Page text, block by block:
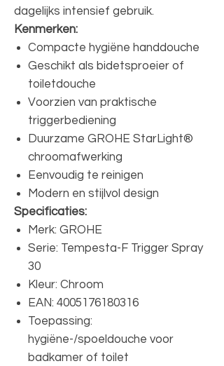
dagelijks intensief gebruik.
Kenmerken:
Compacte hygiëne handdouche
Geschikt als bidetsproeier of
toiletdouche
Voorzien van praktische
triggerbediening
Duurzame GROHE StarLight®
chroomafwerking
Eenvoudig te reinigen
Modern en stijlvol design
Specificaties:
Merk: GROHE
Serie: Tempesta-F Trigger Spray
30
Kleur: Chroom
EAN: 4005176180316
Toepassing:
hygiëne-/spoeldouche voor
badkamer of toilet